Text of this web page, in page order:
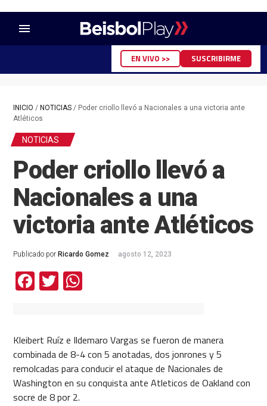
menu
EN VIVO >> SUSCRIBIRME
INICIO / NOTICIAS/ Poder criollo llevó a Nacionales a una victoria ante
Atléticos
NOTICIAS
Poder criollo llevó a
Nacionales a una
victoria ante Atléticos
Publicado por Ricardo Gomez agosto 12, 2023
Facebook
TwitterWhatsApp
Kleibert Ruíz e Ildemaro Vargas se fueron de manera
combinada de 8-4 con 5 anotadas, dos jonrones y 5
remolcadas para conducir el ataque de Nacionales de
Washington en su conquista ante Atleticos de Oakland con
socre de 8 por 2.